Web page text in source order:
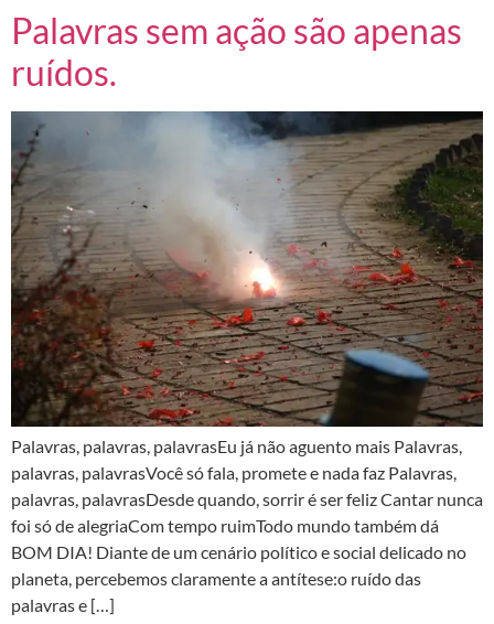
Palavras sem ação são apenas
ruídos.
Palavras, palavras, palavrasEu já não aguento mais Palavras,
palavras, palavrasVocê só fala, promete e nada faz Palavras,
palavras, palavrasDesde quando, sorrir é ser feliz Cantar nunca
foi só de alegriaCom tempo ruimTodo mundo também dá
BOM DIA! Diante de um cenário político e social delicado no
planeta, percebemos claramente a antítese:o ruído das
palavras e […]